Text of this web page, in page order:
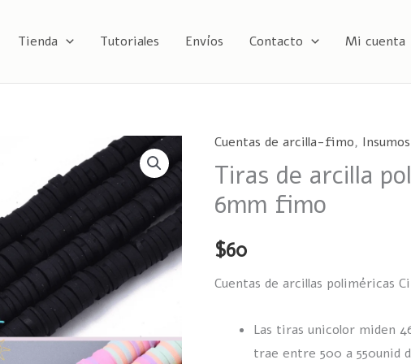
Tienda Tutoriales Envíos Contacto Mi cuenta
Cuentas de arcilla-fimo,
Tiras de arcilla
6mm fimo
$60
Cuentas de arcillas poliméricas
Las tiras unicolor miden
trae entre 500 a 550unid
Tiras
de
arcilla
polimérica
planas
6mm
fimo